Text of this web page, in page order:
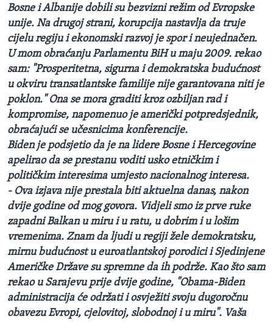
Bosne i Albanije dobili su bezvizni režim od Evropske
unije. Na drugoj strani, korupcija nastavlja da truje
cijelu regiju i ekonomski razvoj je spor i neujednačen.
U mom obraćanju Parlamentu BiH u maju 2009. rekao
sam: "Prosperitetna, sigurna i demokratska budućnost
u okviru transatlantske familije nije garantovana niti je
poklon." Ona se mora graditi kroz ozbiljan rad i
kompromise, napomenuo je američki potpredsjednik,
obraćajući se učesnicima konferencije.
Biden je podsjetio da je na lidere Bosne i Hercegovine
apelirao da se prestanu voditi usko etničkim i
političkim interesima umjesto nacionalnog interesa.
- Ova izjava nije prestala biti aktuelna danas, nakon
dvije godine od mog govora. Vidjeli smo iz prve ruke
zapadni Balkan u miru i u ratu, u dobrim i u lošim
vremenima. Znam da ljudi u regiji žele demokratsku,
mirnu budućnost u euroatlantskoj porodici i Sjedinjene
Američke Države su spremne da ih podrže. Kao što sam
rekao u Sarajevu prije dvije godine, "Obama-Biden
administracija će održati i osvježiti svoju dugoročnu
obavezu Evropi, cjelovitoj, slobodnoj i u miru". Vaša